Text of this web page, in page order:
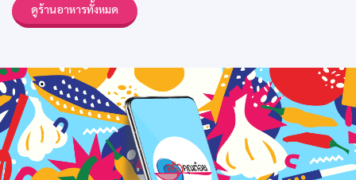
ดูร้านอาหารทั้งหมด